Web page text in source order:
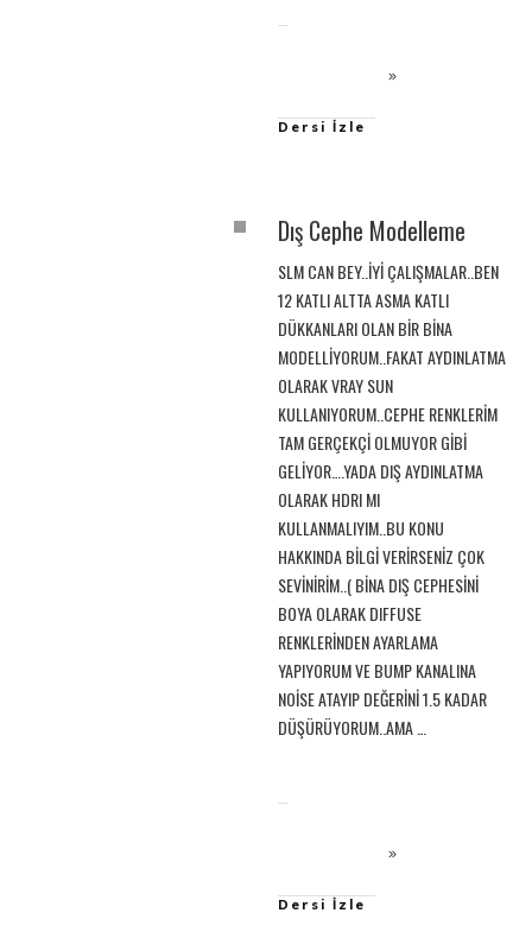
Dersi İzle
Dış Cephe Modelleme
SLM CAN BEY..İYİ ÇALIŞMALAR..BEN
12 KATLI ALTTA ASMA KATLI
DÜKKANLARI OLAN BİR BİNA
MODELLİYORUM..FAKAT AYDINLATMA
OLARAK VRAY SUN
KULLANIYORUM..CEPHE RENKLERİM
TAM GERÇEKÇİ OLMUYOR GİBİ
GELİYOR….YADA DIŞ AYDINLATMA
OLARAK HDRI MI
KULLANMALIYIM..BU KONU
HAKKINDA BİLGİ VERİRSENİZ ÇOK
SEVİNİRİM..( BİNA DIŞ CEPHESİNİ
BOYA OLARAK DIFFUSE
RENKLERİNDEN AYARLAMA
YAPIYORUM VE BUMP KANALINA
NOİSE ATAYIP DEĞERİNİ 1.5 KADAR
DÜŞÜRÜYORUM..AMA
Dersi İzle